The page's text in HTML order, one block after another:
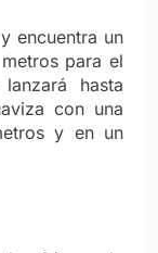
encuentra un
para el
hasta
con una
y en un